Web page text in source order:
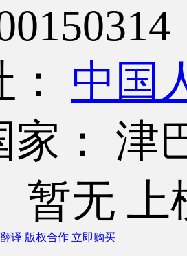
中国
家： 津
暂无 上
译 版权合作 立即购买